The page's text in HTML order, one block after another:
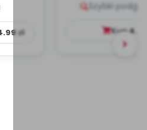
–
zł
Szybki
Kup